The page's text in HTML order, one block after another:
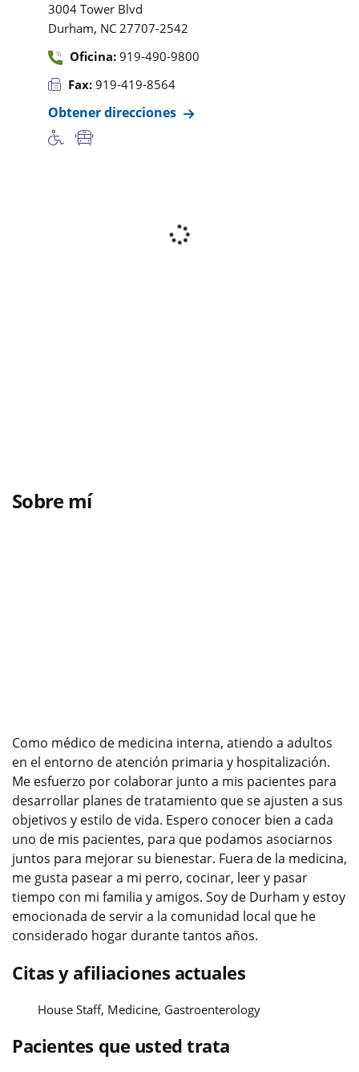
3004 Tower Blvd
Durham, NC 27707-2542
Oficina: 919-490-9800
Fax: 919-419-8564
Obtener direcciones
Sobre mí
Como médico de medicina interna, atiendo a adultos
en el entorno de atención primaria y hospitalización.
Me esfuerzo por colaborar junto a mis pacientes para
desarrollar planes de tratamiento que se ajusten a sus
objetivos y estilo de vida. Espero conocer bien a cada
uno de mis pacientes, para que podamos asociarnos
juntos para mejorar su bienestar. Fuera de la medicina,
me gusta pasear a mi perro, cocinar, leer y pasar
tiempo con mi familia y amigos. Soy de Durham y estoy
emocionada de servir a la comunidad local que he
considerado hogar durante tantos años.
Citas y afiliaciones actuales
House Staff, Medicine, Gastroenterology
Pacientes que usted trata